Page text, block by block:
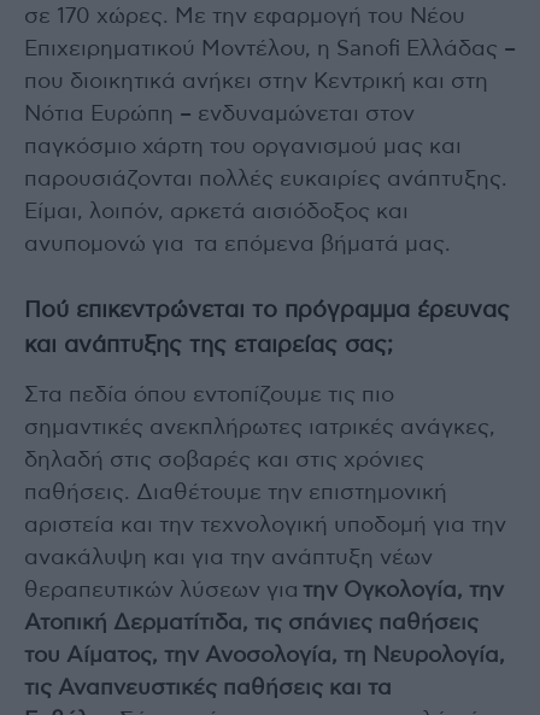
σε 170 χώρες. Με την εφαρμογή του Νέου
Επιχειρηματικού Μοντέλου, η Sanofi Ελλάδας –
που διοικητικά ανήκει στην Κεντρική και στη
Νότια Ευρώπη – ενδυναμώνεται στον
παγκόσμιο χάρτη του οργανισμού μας και
παρουσιάζονται πολλές ευκαιρίες ανάπτυξης.
Είμαι, λοιπόν, αρκετά αισιόδοξος και
ανυπομονώ για τα επόμενα βήματά μας.
Πού επικεντρώνεται το πρόγραμμα έρευνας
και ανάπτυξης της εταιρείας σας;
Στα πεδία όπου εντοπίζουμε τις πιο
σημαντικές ανεκπλήρωτες ιατρικές ανάγκες,
δηλαδή στις σοβαρές και στις χρόνιες
παθήσεις. Διαθέτουμε την επιστημονική
αριστεία και την τεχνολογική υποδομή για την
ανακάλυψη και για την ανάπτυξη νέων
θεραπευτικών λύσεων για την Ογκολογία, την
Ατοπική Δερματίτιδα, τις σπάνιες παθήσεις
του Αίματος, την Ανοσολογία, τη Νευρολογία,
τις Αναπνευστικές παθήσεις και τα